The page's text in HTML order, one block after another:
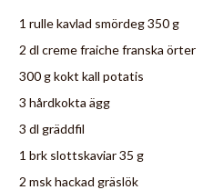
1 rulle kavlad smördeg 350 g
2 dl creme fraiche franska örter
300 g kokt kall potatis
3 hårdkokta ägg
3 dl gräddfil
1 brk slottskaviar 35 g
2 msk hackad gräslök